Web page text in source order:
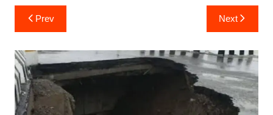
Post
navigation
Prev Next